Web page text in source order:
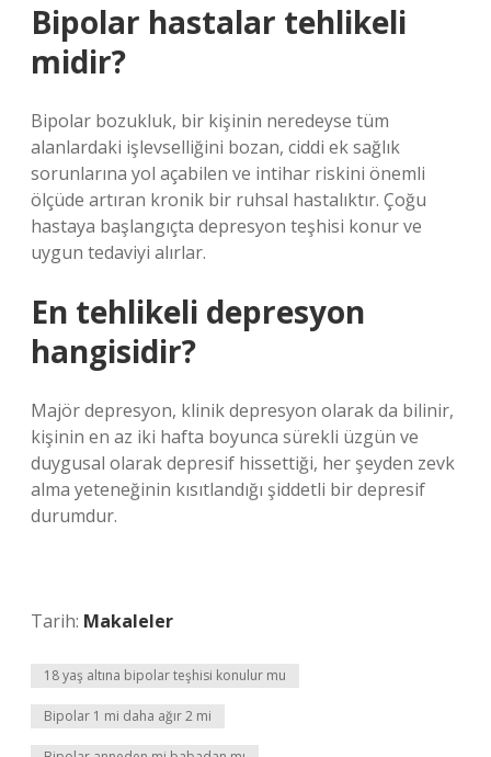
Bipolar hastalar tehlikeli
midir?
Bipolar bozukluk, bir kişinin neredeyse tüm
alanlardaki işlevselliğini bozan, ciddi ek sağlık
sorunlarına yol açabilen ve intihar riskini önemli
ölçüde artıran kronik bir ruhsal hastalıktır. Çoğu
hastaya başlangıçta depresyon teşhisi konur ve
uygun tedaviyi alırlar.
En tehlikeli depresyon
hangisidir?
Majör depresyon, klinik depresyon olarak da bilinir,
kişinin en az iki hafta boyunca sürekli üzgün ve
duygusal olarak depresif hissettiği, her şeyden zevk
alma yeteneğinin kısıtlandığı şiddetli bir depresif
durumdur.
Tarih: Makaleler
18 yaş altına bipolar teşhisi konulur mu
Bipolar 1 mi daha ağır 2 mi